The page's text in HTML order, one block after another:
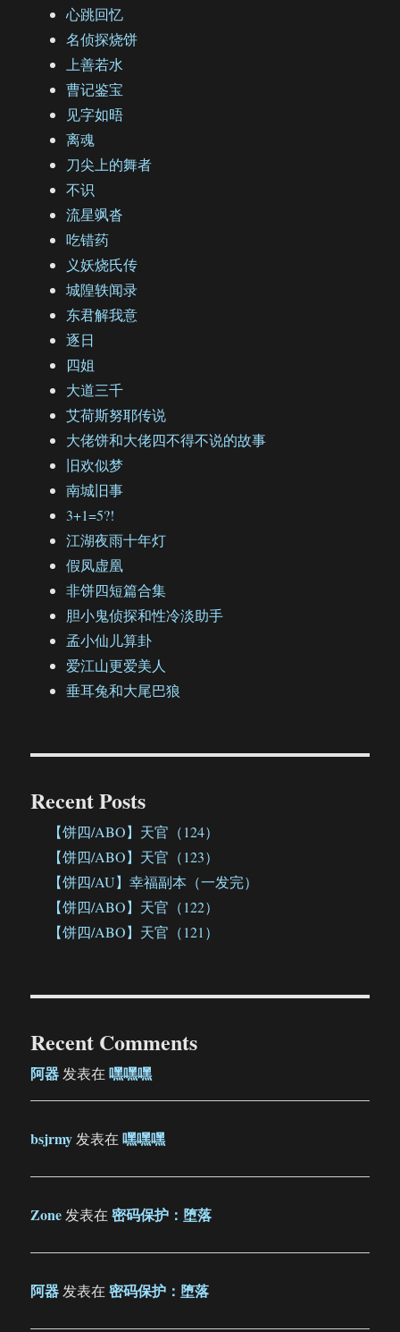
心跳回忆
名侦探烧饼
上善若水
曹记鉴宝
见字如晤
离魂
刀尖上的舞者
不识
流星飒沓
吃错药
义妖烧氏传
城隍轶闻录
东君解我意
逐日
四姐
大道三千
艾荷斯努耶传说
大佬饼和大佬四不得不说的故事
旧欢似梦
南城旧事
3+1=5?!
江湖夜雨十年灯
假凤虚凰
非饼四短篇合集
胆小鬼侦探和性冷淡助手
孟小仙儿算卦
爱江山更爱美人
垂耳兔和大尾巴狼
Recent Posts
【饼四/ABO】天官（124）
【饼四/ABO】天官（123）
【饼四/AU】幸福副本（一发完）
【饼四/ABO】天官（122）
【饼四/ABO】天官（121）
Recent Comments
阿器发表在嘿嘿嘿
bsjrmy发表在嘿嘿嘿
Zone发表在密码保护：堕落
阿器发表在密码保护：堕落